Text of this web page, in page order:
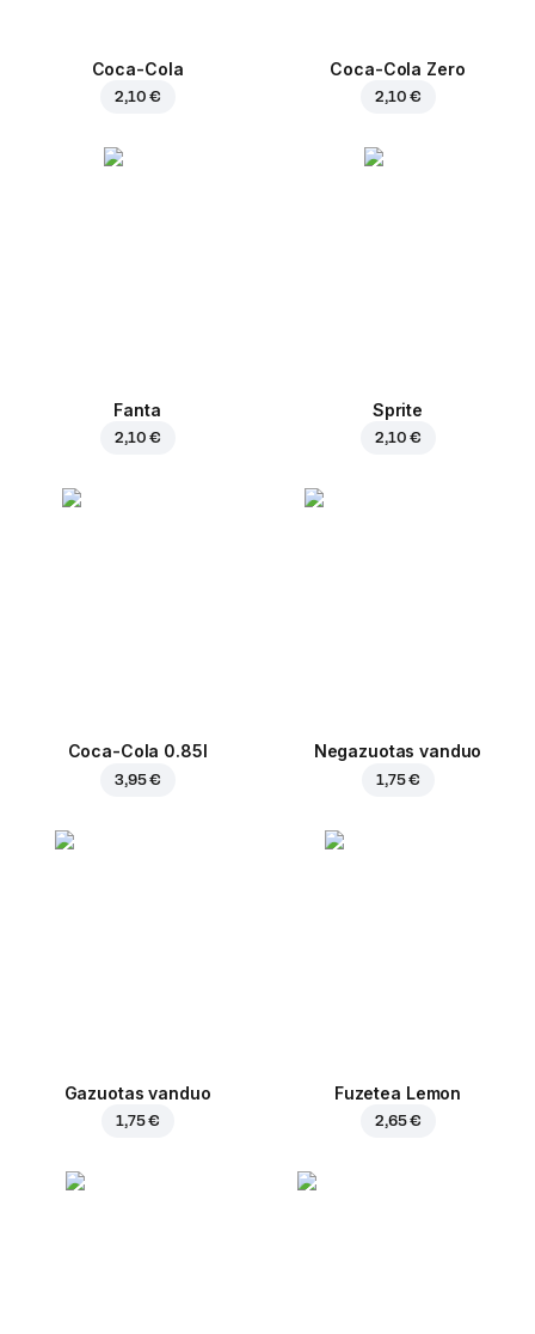
Coca-Cola
2,10 €
Coca-Cola Zero
2,10 €
Fanta
2,10 €
Sprite
2,10 €
Coca-Cola 0.85l
3,95 €
Negazuotas vanduo
1,75 €
Gazuotas vanduo
1,75 €
Fuzetea Lemon
2,65 €